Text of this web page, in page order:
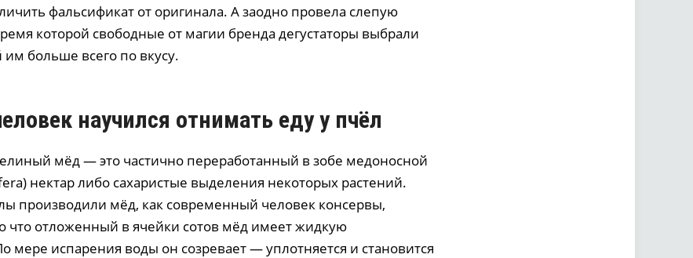
фальсификат от оригинала. А заодно провела слепую
которой свободные от магии бренда дегустаторы выбрали
им больше всего по вкусу.
научился отнимать еду у пчёл
мёд — это частично переработанный в зобе медоносной
нектар либо сахаристые выделения некоторых растений.
производили мёд, как современный человек консервы,
что отложенный в ячейки сотов мёд имеет жидкую
мере испарения воды он созревает — уплотняется и становится